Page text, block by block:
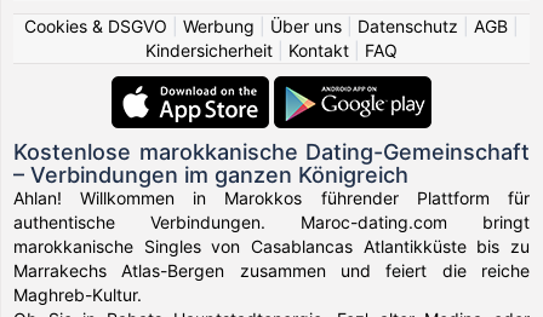
Cookies & DSGVO
Werbung Über uns Datenschutz AGB
Kindersicherheit
Kontakt FAQ
Kostenlose marokkanische Dating-Gemeinschaft
– Verbindungen im ganzen Königreich
Ahlan! Willkommen in Marokkos führender Plattform für
authentische Verbindungen. Maroc-dating.com bringt
marokkanische Singles von Casablancas Atlantikküste bis zu
Marrakechs Atlas-Bergen zusammen und feiert die reiche
Maghreb-Kultur.